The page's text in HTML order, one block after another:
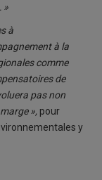
»
à
à la
comme
de
pas non
», pour
y